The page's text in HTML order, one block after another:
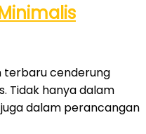
terbaru cenderung
Tidak hanya dalam
dalam perancangan